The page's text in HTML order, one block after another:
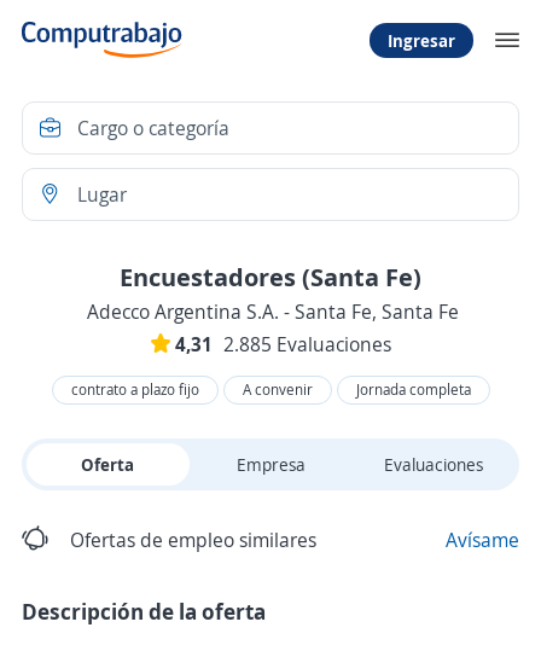
Ingresar
Encuestadores (Santa Fe)
Adecco Argentina S.A. - Santa Fe, Santa Fe
4,31 2.885 Evaluaciones
contrato a plazo fijo A convenir Jornada completa
Oferta Empresa Evaluaciones
Ofertas de empleo similares Avísame
Descripción de la oferta